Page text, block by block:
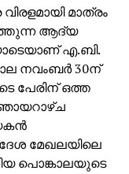
മാത്രം
ആദ്യ
എ.ബി.
നവംബര്‍ 30ന്
പേരിന് ഒത്ത
മേഖലയിലെ
പൊങ്കാലയുടെ